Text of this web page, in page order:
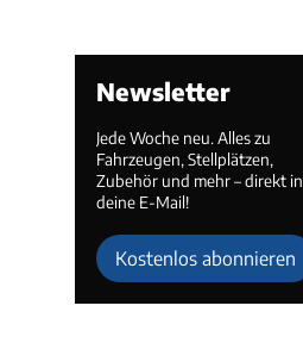
Newsletter
Jede Woche neu. Alles zu
Fahrzeugen, Stellplätzen,
Zubehör und mehr – direkt in
deine E-Mail!
Kostenlos abonnieren